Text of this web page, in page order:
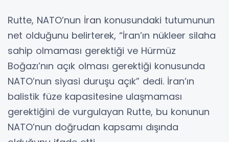
Rutte, NATO’nun İran konusundaki tutumunun
net olduğunu belirterek, “İran’ın nükleer silaha
sahip olmaması gerektiği ve Hürmüz
Boğazı’nın açık olması gerektiği konusunda
NATO’nun siyasi duruşu açık” dedi. İran’ın
balistik füze kapasitesine ulaşmaması
gerektiğini de vurgulayan Rutte, bu konunun
NATO’nun doğrudan kapsamı dışında